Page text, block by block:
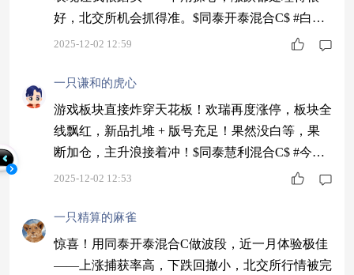
好，北交所机会抓得准。$同泰开泰混合C$ #白银
价格续创新高！空间还有多大？#
2025-12-02 12:59
一只谦和的虎心
游戏板块直接炸穿天花板！欢瑞再度涨停，板块全
线飘红，新品扎堆 + 版号充足！果然没白等，果
断加仓，主升浪接着冲！$同泰慧利混合C$ #今年
买基金赚了多少钱？#
2025-12-02 12:53
一只精算的麻雀
惊喜！用同泰开泰混合C做波段，近一月体验极佳
——上涨捕获率高，下跌回撤小，北交所行情被完